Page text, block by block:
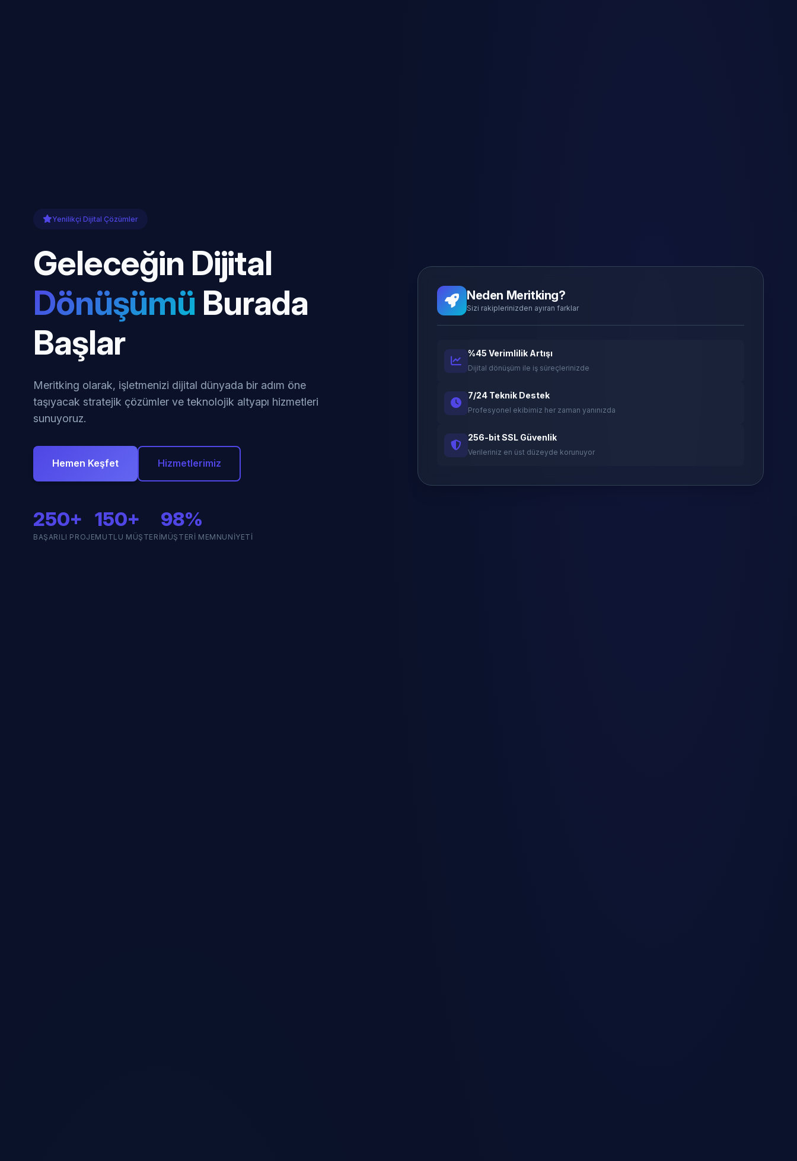
Yenilikçi Dijital Çözümler
Geleceğin Dijital
Dönüşümü Burada
Başlar
Meritking olarak, işletmenizi dijital dünyada bir adım öne
taşıyacak stratejik çözümler ve teknolojik altyapı hizmetleri
sunuyoruz.
Hemen Keşfet Hizmetlerimiz
250+
BAŞARILI PROJE
150+
MUTLU MÜŞTERI
98%
MÜŞTERI MEMNUNIYETI
Neden Meritking?
Sizi rakiplerinizden ayıran farklar
%45 Verimlilik Artışı
Dijital dönüşüm ile iş süreçlerinizde
7/24 Teknik Destek
Profesyonel ekibimiz her zaman yanınızda
256-bit SSL Güvenlik
Verileriniz en üst düzeyde korunuyor